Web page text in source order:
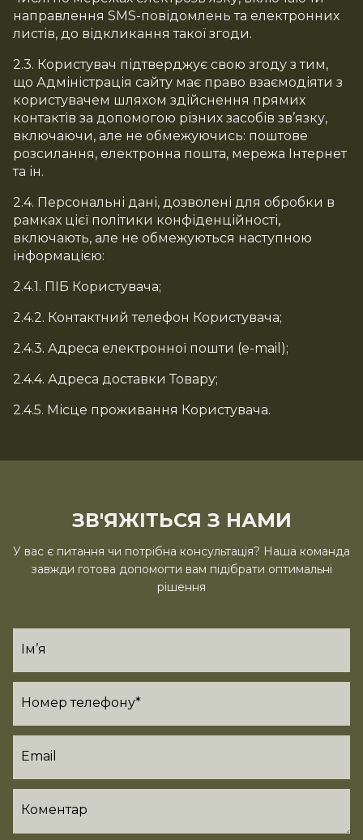
направлення SMS-повідомлень та електронних
листів, до відкликання такої згоди.
2.3. Користувач підтверджує свою згоду з тим,
що Адміністрація сайту має право взаємодіяти з
користувачем шляхом здійснення прямих
контактів за допомогою різних засобів зв’язку,
включаючи, але не обмежуючись: поштове
розсилання, електронна пошта, мережа Інтернет
та ін.
2.4. Персональні дані, дозволені для обробки в
рамках цієї політики конфіденційності,
включають, але не обмежуються наступною
інформацією:
2.4.1. ПІБ Користувача;
2.4.2. Контактний телефон Користувача;
2.4.3. Адреса електронної пошти (e-mail);
2.4.4. Адреса доставки Товару;
2.4.5. Місце проживання Користувача.
ЗВ'ЯЖІТЬСЯ З НАМИ
У вас є питання чи потрібна консультація? Наша команда
завжди готова допомогти вам підібрати оптимальні
рішення
Ім’я
Номер телефону*
Email
Коментар